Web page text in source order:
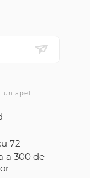
un apel
72
a 300 de